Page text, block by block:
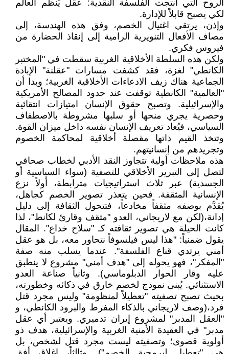
الروح التي أنتجت الفلسفة النقدية: عقل يُنظّم العالم
لكي يصبح قابلاً للإدارة.
وإذن، يرتقي اغتيال الخصم، وفق هذه الهندسة، إلى
مصاف الأفعال التنويرية الرامية إلى إنقاذ الحضارة من
فيروس فكري.
ولكن هذه السلطة الأخلاقية الغربية سقطت في "المختبر
الكانطي" لغزة، فقد كشفت مسارات "عقلنة" الإبادة
الجماعية هناك زيف الادعاءات الأخلاقية الغربية؛ وبدا أن
"العالمية" الكانطية توقفت عند حدود المصالح الأمريكية
والإسرائيلية. وتصبح حقوق الإنسان امتيازات انتقائية
وحصرية يجري منحها أو سلبها مشروطة بالاصطفاف
السياسي، فيُعاد تعريف الإنسان نفسه داخل ميزان القوة.
وتتخذ القيم ذاتها مقصلة أخلاقية لمحاكمة الخصوم
وتجريدهم من إنسانيتهم.
هذه ملاحظات أولية تتجاوز النقد الأدبي لخطاب صحافي
لتصل إلى التبرير الأخلاقي للتصفية (سواء السياسية أو
الجسدية) عبر ثلاث استراتيجيات مترابطة، أولاً نزع
الإنسانية المثقفة. فحين يتعذر تصوير الخصم كجاهل،
يُقدَّم بوصفه مثقفاً مخادعاً، فتتحول الثقافة إلى دليل
إدانة،(لكن مع لاريجاني، العدو "مثقف وقارئ لكانط"، لذا
كانت الحيلة هي تصوير ثقافته كـ "سلاح خداع". المقال
يقول ضمنياً: "هذا ليس فيلسوفاً نتحاور معه، بل هو عقل
أمني يرتدي قناع الفلسفة". عندما يسلب منه صفة
"المفكر"، فهو يحوله إلى "هدف أمني" مشروع لا ينطبق
عليه وقار الحوار الدبلوماسي). وثانياً صناعة العدو
الاستثنائي. يُبنى نموذج لخصم خارق في ذكائه وخطورته،
بحيث تصبح تصفيته "تعطيلاً لمنظومة" وليس مجرد قتل
فرد،(وصف لاريجاني بالذكاء المفرط والبرود الكانطي، و
"العقل المدبر" لمشروع إيران تدميري. ويعتبر أي عقل
مدبر" في العقيدة الأمنية الغربية والإسرائيلية، هدف ذو
أولوية قصوى؛ وتصفيته ليست مجرد قتل لشخص، بل